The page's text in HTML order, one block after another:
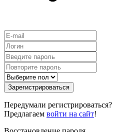
Зарегистрироваться
Передумали регистрироваться?
Предлагаем войти на сайт!